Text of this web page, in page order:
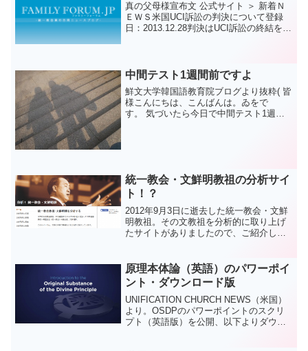
真の父母様宣布文 公式サイト ＞ 新着Ｎ
ＥＷＳ米国UCI訴訟の判決について登録
日：2013.12.28判決はUCI訴訟の終結を意
判...
中間テスト1週間前ですよ
鮮文大学韓国語教育院ブログより抜粋( 皆
様こんにちは、こんばんは。ゐをで
す。 気づいたら今日で中間テスト1週間
統一教会・文鮮明教祖の分析サイ
ト！？
2012年9月3日に逝去した統一教会・文鮮
明教祖。その文教祖を分析的に取り上げ
たサイトがありましたので、ご紹介しま
原理本体論（英語）のパワーポイ
ント・ダウンロード版
UNIFICATION CHURCH NEWS（米国）
より。OSDPのパワーポイントのスクリ
プト（英語版）を公開、以下よりダウン